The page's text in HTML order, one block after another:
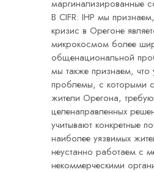
маргинализированные
В CIFR: IHP мы
кризис в Орегоне
микрокосмом более
общенациональной
мы также признаем, что
проблемы, с которыми
жители Орегона,
целенаправленных
учитывают конкретные
наиболее уязвимых
неустанно работаем с
некоммерческими